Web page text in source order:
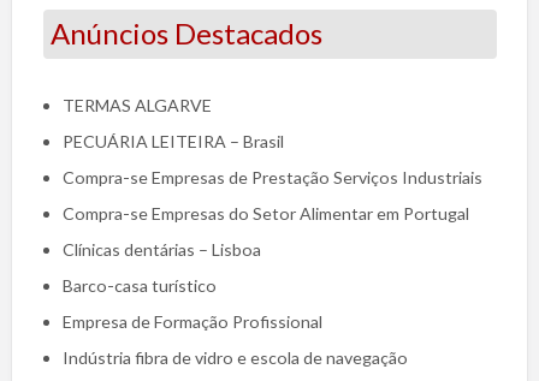
Anúncios Destacados
TERMAS ALGARVE
PECUÁRIA LEITEIRA – Brasil
Compra-se Empresas de Prestação Serviços Industriais
Compra-se Empresas do Setor Alimentar em Portugal
Clínicas dentárias – Lisboa
Barco-casa turístico
Empresa de Formação Profissional
Indústria fibra de vidro e escola de navegação